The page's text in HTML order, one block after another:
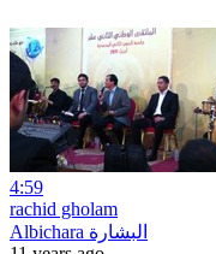
4:59
rachid gholam
Albichara البشارة